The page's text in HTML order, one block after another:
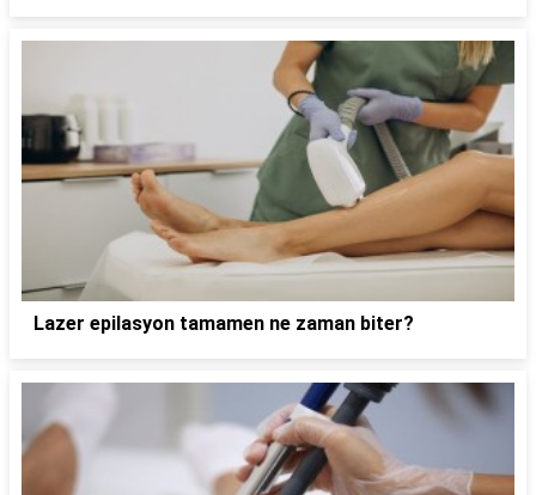
Lazer epilasyon tamamen ne zaman biter?